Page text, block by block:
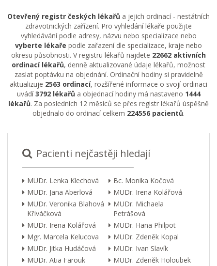
Otevřený registr českých lékařů a jejich ordinací - nestátních
zdravotnických zařízení. Pro vyhledání lékaře použijte
vyhledávání podle adresy, názvu nebo specializace nebo
vyberte lékaře podle zařazení dle specializace, kraje nebo
okresu působnosti. V registru lékařů najdete 22662 aktivních
ordinací lékařů, denně aktualizované údaje lékařů, možnost
zaslat poptávku na objednání. Ordinační hodiny si pravidelně
aktualizuje 2563 ordinací, rozšířené informace o svojí ordinaci
uvádí3792 lékařů a objednací hodiny má nastaveno 1444
lékařů. Za posledních 12 měsíců se přes registr lékařů úspěšně
objednalo do ordinací celkem 224556 pacientů.
Pacienti nejčastěji hledají
MUDr. Lenka Klechová
Bc. Monika Kočová
MUDr. Jana Aberlová
MUDr. Irena Kolářová
MUDr. Veronika Blahová
Křiváčková
MUDr. Michaela
Petrášová
MUDr. Irena Kolářová
MUDr. Hana Philpot
Mgr. Marcela Kelucova
MUDr. Zdeněk Kopal
MUDr. Jitka Hudáčová
MUDr. Ivan Slavík
MUDr. Atia Farouk
MUDr. Zdeněk Holoubek